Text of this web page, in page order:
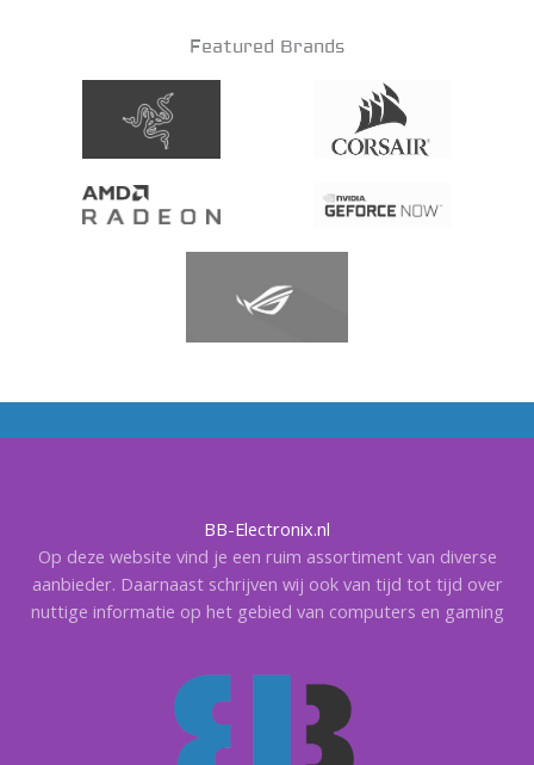
Featured Brands
BB-Electronix.nl
Op deze website vind je een ruim assortiment van diverse
aanbieder. Daarnaast schrijven wij ook van tijd tot tijd over
nuttige informatie op het gebied van computers en gaming